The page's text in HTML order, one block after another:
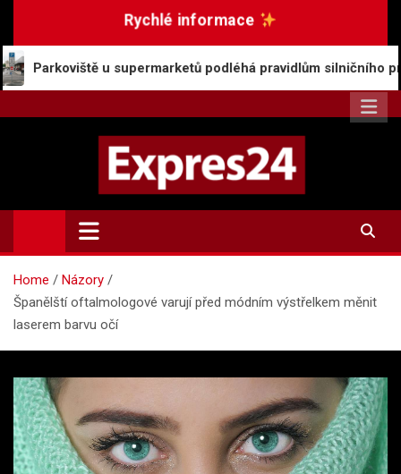
content
Rychlé informace
u supermarketů podléhá pravidlům silničního provozu
Expres24.cz
Rychlé zprávy po celý den
Home
Názory
Španělští oftalmologové varují před módním výstřelkem měnit
laserem barvu očí